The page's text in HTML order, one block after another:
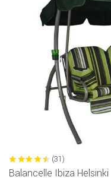
(31)
Balancelle Ibiza Helsinki